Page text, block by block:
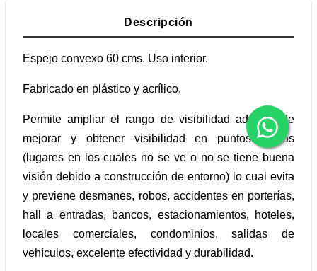
Descripción
Espejo convexo 60 cms. Uso interior.
Fabricado en plástico y acrílico.
Permite ampliar el rango de visibilidad además de
mejorar y obtener visibilidad en puntos ciegos
(lugares en los cuales no se ve o no se tiene buena
visión debido a construcción de entorno) lo cual evita
y previene desmanes, robos, accidentes en porterías,
hall a entradas, bancos, estacionamientos, hoteles,
locales comerciales, condominios, salidas de
vehículos, excelente efectividad y durabilidad.